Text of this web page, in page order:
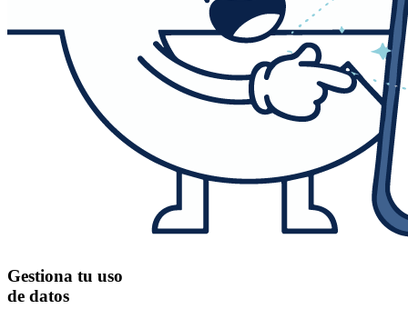
Gestiona tu uso
de datos